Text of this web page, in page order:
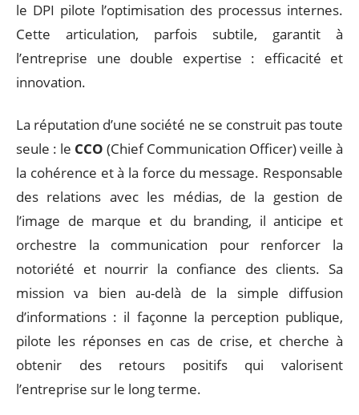
le DPI pilote l’optimisation des processus internes.
Cette articulation, parfois subtile, garantit à
l’entreprise une double expertise : efficacité et
innovation.
La réputation d’une société ne se construit pas toute
seule : le CCO (Chief Communication Officer) veille à
la cohérence et à la force du message. Responsable
des relations avec les médias, de la gestion de
l’image de marque et du branding, il anticipe et
orchestre la communication pour renforcer la
notoriété et nourrir la confiance des clients. Sa
mission va bien au-delà de la simple diffusion
d’informations : il façonne la perception publique,
pilote les réponses en cas de crise, et cherche à
obtenir des retours positifs qui valorisent
l’entreprise sur le long terme.